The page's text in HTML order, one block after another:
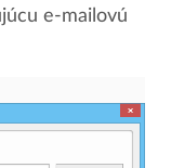
e-mailovú